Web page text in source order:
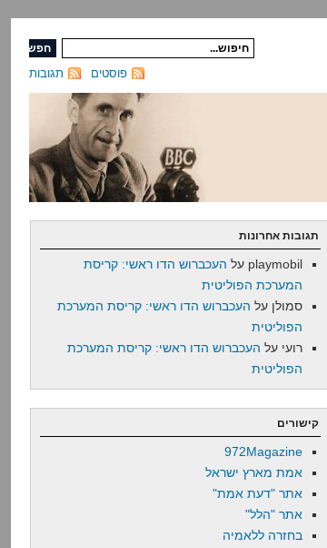
תגובות פוסטים
תגובות אחרונות
playmobil על העכברוש הדו ראשי: קריסת
המערכת הפוליטית
סמולן על העכברוש הדו ראשי: קריסת המערכת
הפוליטית
רועי על העכברוש הדו ראשי: קריסת המערכת
הפוליטית
קישורים
972Magazine
אמת מארץ ישראל
אתר "דעת אמת"
אתר "הלל"
בחזרה ללאמיה